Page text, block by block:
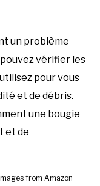
un problème
vérifier les
pour vous
et de débris.
une bougie
et de
from Amazon